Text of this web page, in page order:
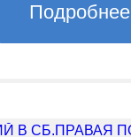
Подробнее